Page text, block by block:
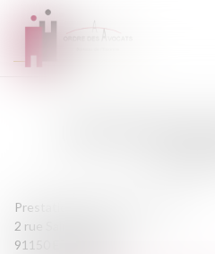
Prestation de serment :
2 rue Saint Antoine
91150 ETAMPES